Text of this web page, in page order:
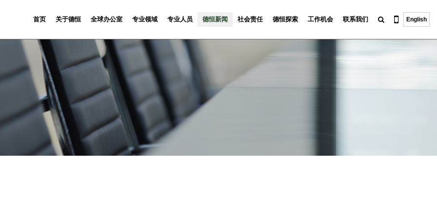
首页 关于德恒 全球办公室 专业领域 专业人员 德恒新闻 社会责任 德恒探索 工作机会 联系我们 English